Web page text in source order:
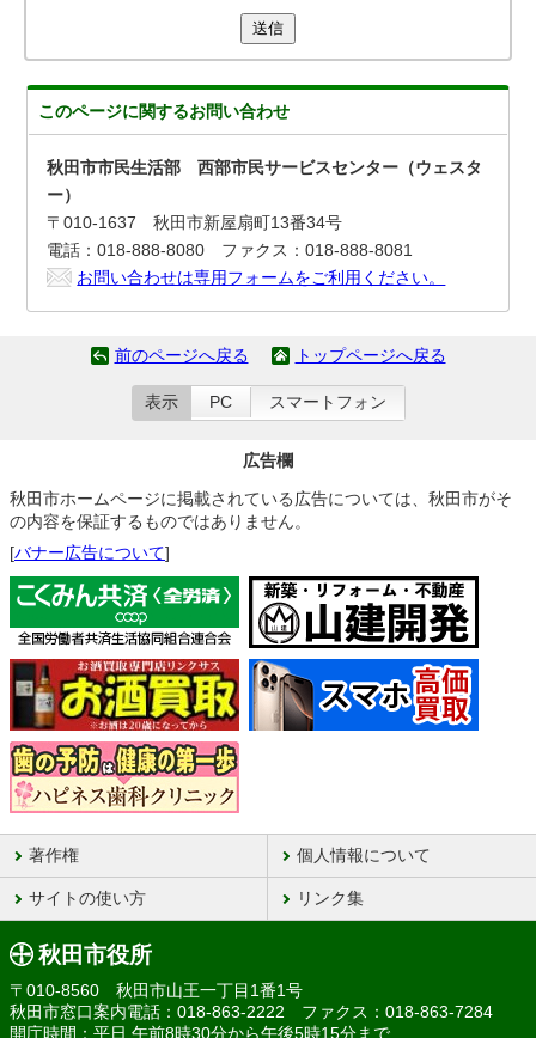
送信
このページに関するお問い合わせ
秋田市市民生活部 西部市民サービスセンター（ウェスタ
ー）
〒010-1637 秋田市新屋扇町13番34号
電話：018-888-8080 ファクス：018-888-8081
お問い合わせは専用フォームをご利用ください。
前のページへ戻る トップページへ戻る
表示 PC スマートフォン
広告欄
秋田市ホームページに掲載されている広告については、秋田市がそ
の内容を保証するものではありません。
[バナー広告について]
著作権 個人情報について
サイトの使い方 リンク集
秋田市役所
〒010-8560 秋田市山王一丁目1番1号
秋田市窓口案内電話：018-863-2222 ファクス：018-863-7284
開庁時間：平日 午前8時30分から午後5時15分まで